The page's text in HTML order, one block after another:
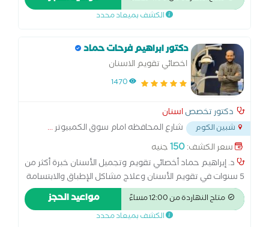
مريض. زراعة الأسنان | تقويم | تجميل | علاج العصب | التركيبات
الكشف بميعاد محدد
دكتور ابراهيم فرحات حماد
اخصائي تقويم الاسنان
1470
دكتور تخصصاسنان
شبين الكوم شارع المحافظه امام سوق الكمبيوتر...
سعر الكشف:150جنيه
د. إبراهيم حماد أخصائي تقويم وتجميل الأسنان خبرة أكثر من
5 سنوات في تقويم الأسنان وعلاج مشاكل الإطباق والابتسامة
التجميلية، مع الاهتمام بتقديم تجربة علاج مريحة ونتائج دقيقة
تناسب كل حالة. الزماله البريطانيه لتقويم الاسنان البورد
الالمانى فى زراعه الاسنان متخصص فى تجميل الاسنان
متاح النهاردة من 12:00 مساءً مواعيد الحجز
الكشف بميعاد محدد